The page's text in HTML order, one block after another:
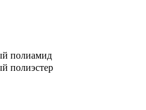
полиамид
полиэстер